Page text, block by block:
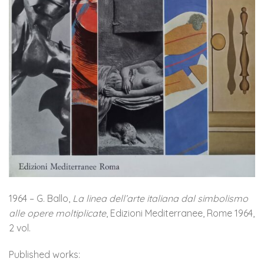
1964 – G. Ballo, La linea dell’arte italiana dal simbolismo
alle opere moltiplicate, Edizioni Mediterranee, Rome 1964,
2 vol.
Published works: